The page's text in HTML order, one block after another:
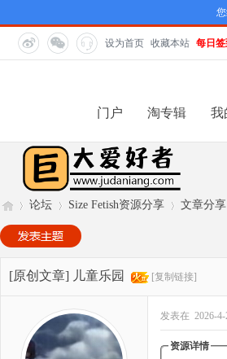
设为首页 收藏本站 每日签
门户 淘专辑 我
巨 »
论坛
›
Size Fetish资源分享
›
文章分享
[原创文章] 儿童乐园 [复制链接]
发表在 2026-4-
资源详情